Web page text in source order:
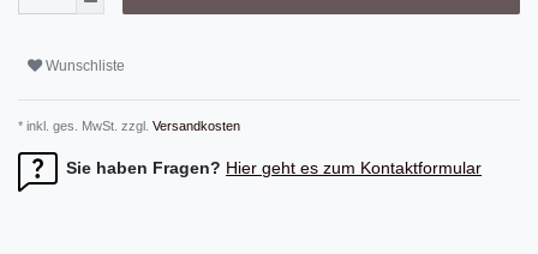
Wunschliste
* inkl. ges. MwSt. zzgl. Versandkosten
Sie haben Fragen? Hier geht es zum Kontaktformular